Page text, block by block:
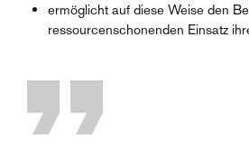
ermöglicht auf diese Weise den
ressourcenschonenden Einsatz